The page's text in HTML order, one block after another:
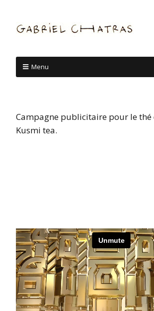
Menu
Campagne publicitaire pour le thé
Kusmi tea.